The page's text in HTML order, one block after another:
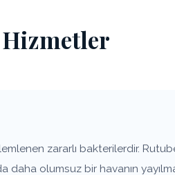
zararlı bakterilerdir.
olumsuz bir havanın